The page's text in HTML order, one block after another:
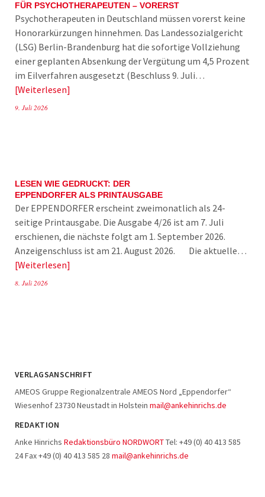
FÜR PSYCHOTHERAPEUTEN – VORERST
Psychotherapeuten in Deutschland müssen vorerst keine
Honorarkürzungen hinnehmen. Das Landessozialgericht
(LSG) Berlin-Brandenburg hat die sofortige Vollziehung
einer geplanten Absenkung der Vergütung um 4,5 Prozent
im Eilverfahren ausgesetzt (Beschluss 9. Juli…
Weiterlesen
9. Juli 2026
LESEN WIE GEDRUCKT: DER
EPPENDORFER ALS PRINTAUSGABE
Der EPPENDORFER erscheint zweimonatlich als 24-
seitige Printausgabe. Die Ausgabe 4/26 ist am 7. Juli
erschienen, die nächste folgt am 1. September 2026.
Anzeigenschluss ist am 21. August 2026. Die aktuelle…
Weiterlesen
8. Juli 2026
VERLAGSANSCHRIFT
AMEOS Gruppe Regionalzentrale AMEOS Nord „Eppendorfer“
Wiesenhof 23730 Neustadt in Holstein mail@ankehinrichs.de
REDAKTION
Anke Hinrichs Redaktionsbüro NORDWORTTel: +49 (0) 40 413 585
24 Fax +49 (0) 40 413 585 28 mail@ankehinrichs.de